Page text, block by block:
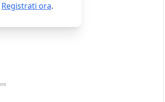
Registrati ora.